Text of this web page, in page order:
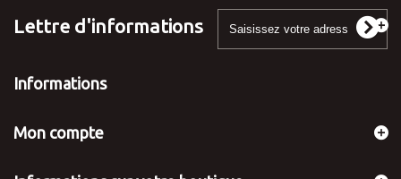
Lettre d'informations
Informations
Mon compte